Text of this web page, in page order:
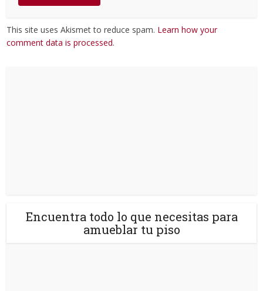
This site uses Akismet to reduce spam. Learn how your
comment data is processed.
Encuentra todo lo que necesitas para
amueblar tu piso